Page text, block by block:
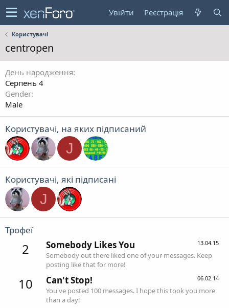
Увійти Реєстрація
Користувачі
centropen
День народження
Серпень 4
Gender
Male
Користувачі, на яких підписаний
J
Користувачі, які підписані
J
Трофеї
2 13.04.15
Somebody Likes You
Somebody out there liked one of your messages. Keep
posting like that for more!
10 06.02.14
Can't Stop!
You've posted 100 messages. I hope this took you more
than a day!